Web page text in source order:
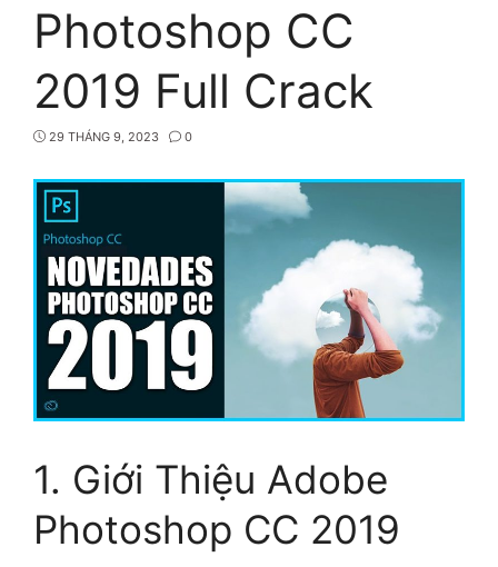
Photoshop CC
2019 Full Crack
29 THÁNG 9, 2023 0
1. Giới Thiệu Adobe
Photoshop CC 2019